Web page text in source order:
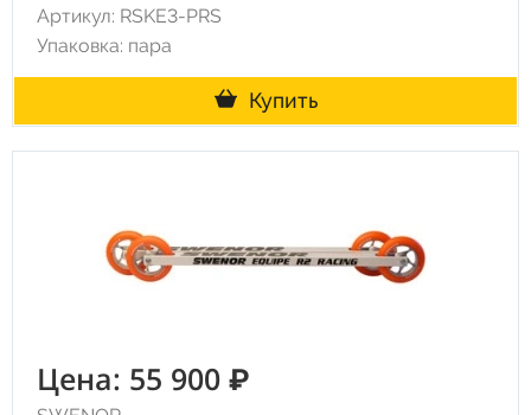
Артикул: RSKE3-PRS
Упаковка: пара
Купить
Цена: 55 900 ₽